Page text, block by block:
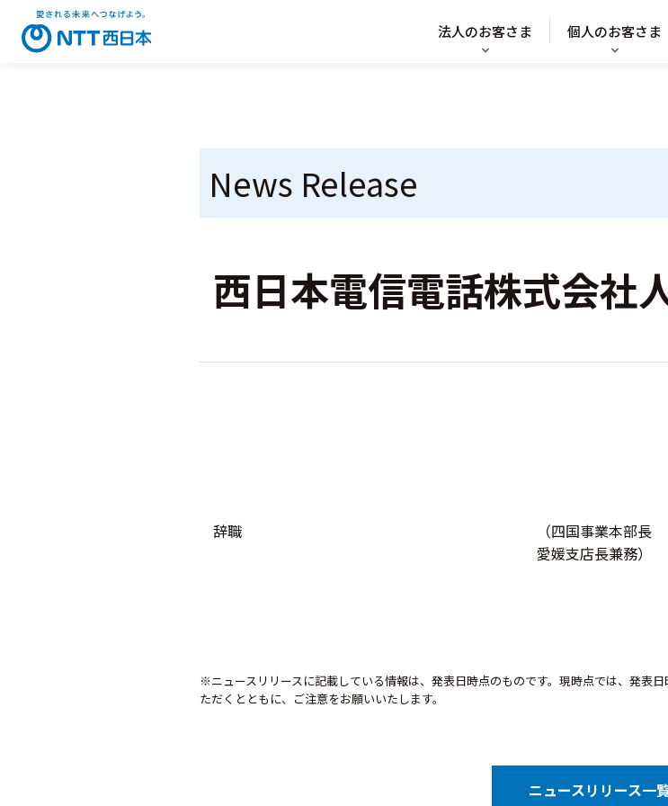
法人のお客さま 個人のお客さま
News Release
西日本電信電話株式会社
辞職
（四国事業本部長
愛媛支店長兼務）
※ニュースリリースに記載している情報は、発表日時点のものです。現時点では、発表
ただくとともに、ご注意をお願いいたします。
ニュースリリース一